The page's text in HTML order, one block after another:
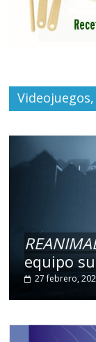
equipo
27 febrero,